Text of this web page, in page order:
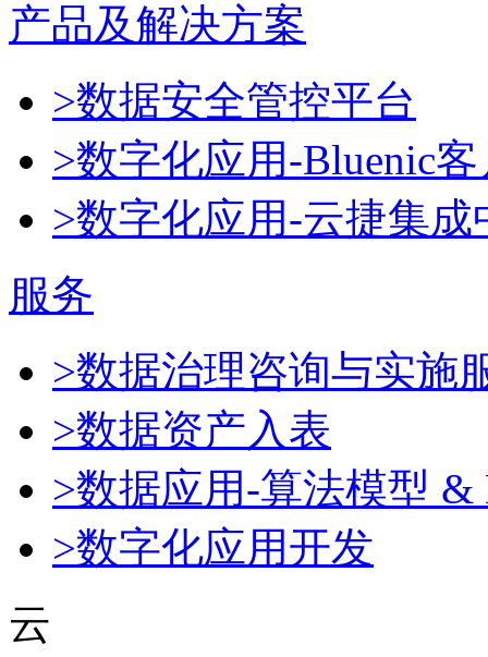
产品及解决方案
>数据安全管控平台
>数字化应用-Bluenic
>数字化应用-云捷集成
服务
>数据治理咨询与实施
>数据资产入表
>数据应用-算法模型 &
>数字化应用开发
云